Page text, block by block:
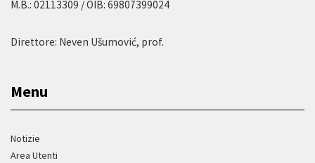
M.B.: 02113309 / OIB: 69807399024
Direttore: Neven Ušumović, prof.
Menu
Notizie
Area Utenti